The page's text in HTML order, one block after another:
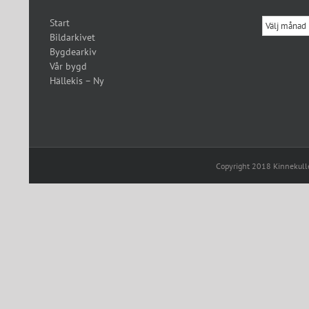
Start
Bildarkivet
Bygdearkiv
Vår bygd
Hällekis – Ny
Tidigare
inlägg
Copyright 2018